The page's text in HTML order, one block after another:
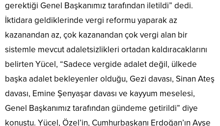
gerektiği Genel Başkanımız tarafından iletildi” dedi.
İktidara geldiklerinde vergi reformu yaparak az
kazanandan az, çok kazanandan çok vergi alan bir
sistemle mevcut adaletsizlikleri ortadan kaldıracaklarını
belirten Yücel, “Sadece vergide adalet değil, ülkede
başka adalet bekleyenler olduğu, Gezi davası, Sinan Ateş
davası, Emine Şenyaşar davası ve kayyum meselesi,
Genel Başkanımız tarafından gündeme getirildi” diye
konuştu. Yücel, Özel’in, Cumhurbaşkanı Erdoğan’ın Ayşe